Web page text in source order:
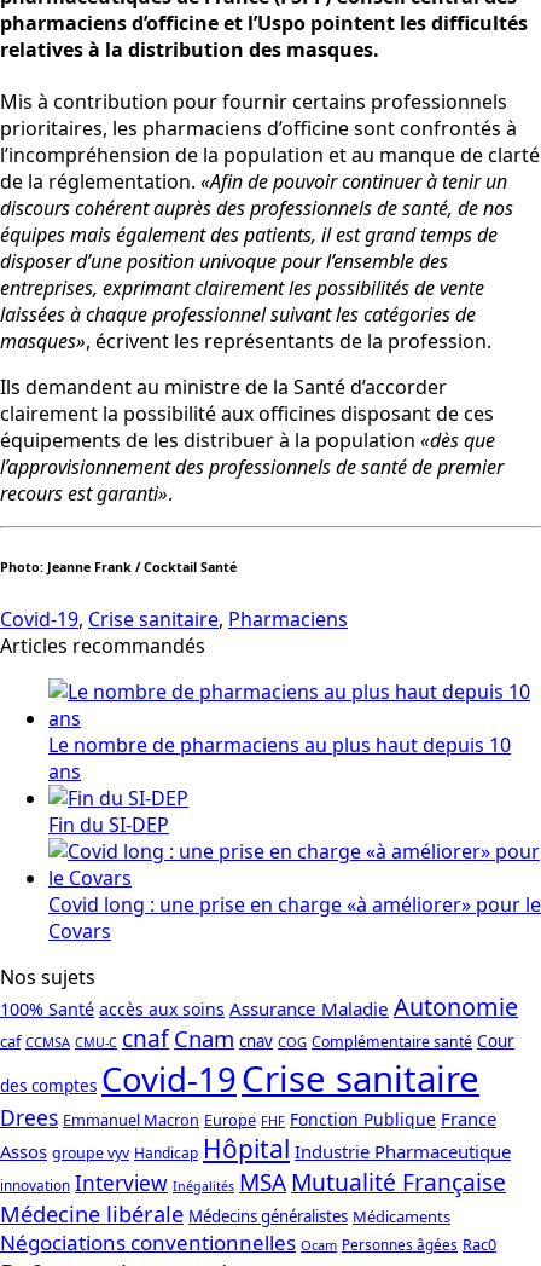
pharmaciens d’officine et l’Uspo pointent les difficultés
relatives à la distribution des masques.
Mis à contribution pour fournir certains professionnels
prioritaires, les pharmaciens d’officine sont confrontés à
l’incompréhension de la population et au manque de clarté
de la réglementation. «Afin de pouvoir continuer à tenir un
discours cohérent auprès des professionnels de santé, de nos
équipes mais également des patients, il est grand temps de
disposer d’une position univoque pour l’ensemble des
entreprises, exprimant clairement les possibilités de vente
laissées à chaque professionnel suivant les catégories de
masques», écrivent les représentants de la profession.
Ils demandent au ministre de la Santé d’accorder
clairement la possibilité aux officines disposant de ces
équipements de les distribuer à la population «dès que
l’approvisionnement des professionnels de santé de premier
recours est garanti».
Photo: Jeanne Frank / Cocktail Santé
Covid-19, Crise sanitaire, Pharmaciens
Articles recommandés
Le nombre de pharmaciens au plus haut depuis 10
ans
Fin du SI-DEP
Covid long : une prise en charge «à améliorer» pour le
Covars
Nos sujets
100% Santé accès aux soins Assurance Maladie Autonomie
caf CCMSA CMU-C cnaf Cnam cnav COG Complémentaire santé Cour
des comptes Covid-19Crise sanitaire
Drees Emmanuel Macron Europe FHF Fonction Publique France
Assos groupe vyv Handicap Hôpital Industrie Pharmaceutique
innovation Interview Inégalités MSAMutualité Française
Médecine libérale Médecins généralistes Médicaments
Négociations conventionnelles Ocam Personnes âgées Rac0